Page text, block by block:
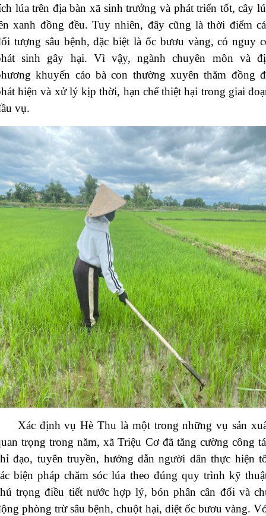
lúa trên địa bàn xã sinh trưởng và phát triển tốt, cây
xanh đồng đều. Tuy nhiên, đây cũng là thời điểm
tượng sâu bệnh, đặc biệt là ốc bươu vàng, có nguy
sinh gây hại. Vì vậy, ngành chuyên môn và
khuyến cáo bà con thường xuyên thăm đồng
hiện và xử lý kịp thời, hạn chế thiệt hại trong giai
vụ.
Xác định vụ Hè Thu là một trong những vụ sản
trọng trong năm, xã Triệu Cơ đã tăng cường công
đạo, tuyên truyền, hướng dẫn người dân thực hiện
biện pháp chăm sóc lúa theo đúng quy trình kỹ
trọng điều tiết nước hợp lý, bón phân cân đối và
phòng trừ sâu bệnh, chuột hại, diệt ốc bươu vàng.